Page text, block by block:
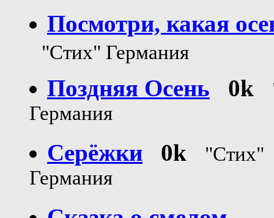
Посмотри, какая
"Стих" Германия
Поздняя Осень 0k
Германия
Серёжки
0k "Стих"
Германия